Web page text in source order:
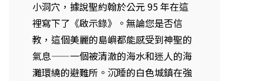
小洞穴，據說聖約翰於公元 95 年在這
裡寫下了《啟示錄》。無論您是否信
教，這個美麗的島嶼都能感受到神聖的
氣息——一個被清澈的海水和迷人的海
灘環繞的避難所。沉睡的白色城鎮在強